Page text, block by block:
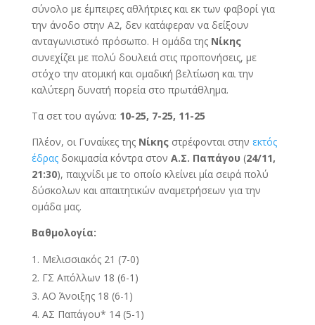
σύνολο με έμπειρες αθλήτριες και εκ των φαβορί για
την άνοδο στην Α2, δεν κατάφεραν να δείξουν
ανταγωνιστικό πρόσωπο. Η ομάδα της Νίκης
συνεχίζει με πολύ δουλειά στις προπονήσεις, με
στόχο την ατομική και ομαδική βελτίωση και την
καλύτερη δυνατή πορεία στο πρωτάθλημα.
Τα σετ του αγώνα: 10-25, 7-25, 11-25
Πλέον, οι Γυναίκες της Νίκης στρέφονται στην εκτός
έδραςδοκιμασία κόντρα στον Α.Σ. Παπάγου (24/11,
21:30), παιχνίδι με το οποίο κλείνει μία σειρά πολύ
δύσκολων και απαιτητικών αναμετρήσεων για την
ομάδα μας.
Βαθμολογία:
Μελισσιακός 21 (7-0)
ΓΣ Απόλλων 18 (6-1)
ΑΟ Άνοιξης 18 (6-1)
ΑΣ Παπάγου* 14 (5-1)